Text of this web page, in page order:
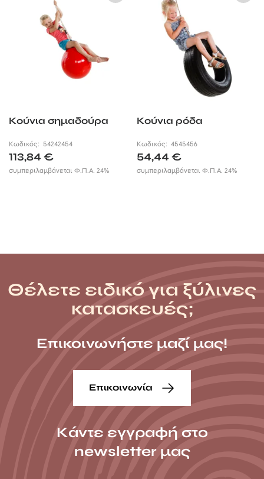
Κούνια σημαδούρα
Κωδικός: 54242454
113,84 €
συμπεριλαμβάνεται Φ.Π.Α. 24%
Κούνια ρόδα
Κωδικός:4545456
54,44€
συμπεριλαμβάνεται Φ.Π.Α. 24%
Θέλετε ειδικό για ξύλινες
κατασκευές;
Επικοινωνήστε μαζί μας!
Επικοινωνία
Κάντε εγγραφή στο
newsletter μας